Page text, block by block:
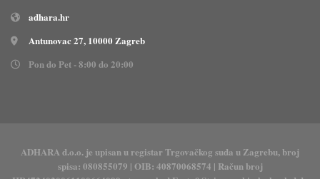
adhara.hr
Antunovac 27, 10000 Zagreb
Pon do Pet - 8:00 do 20:00
ADHARA d.o.o. je upisan u registar Trgovačkog suda u Zagrebu, broj
spisa: 080855079 | OIB: 40870068574 | Račun broj